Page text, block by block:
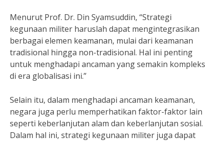
Menurut Prof. Dr. Din Syamsuddin, “Strategi
kegunaan militer haruslah dapat mengintegrasikan
berbagai elemen keamanan, mulai dari keamanan
tradisional hingga non-tradisional. Hal ini penting
untuk menghadapi ancaman yang semakin kompleks
di era globalisasi ini.”
Selain itu, dalam menghadapi ancaman keamanan,
negara juga perlu memperhatikan faktor-faktor lain
seperti keberlanjutan alam dan keberlanjutan sosial.
Dalam hal ini, strategi kegunaan militer juga dapat